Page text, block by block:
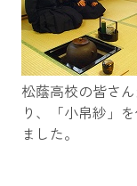
松蔭高校の皆さ
り、「小帛紗」
ました。